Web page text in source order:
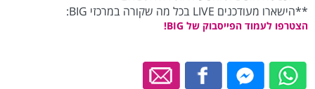
**הישארו מעודכנים LIVE בכל מה שקורה במרכזי BIG:
הצטרפו לעמוד הפייסבוק של BIG!